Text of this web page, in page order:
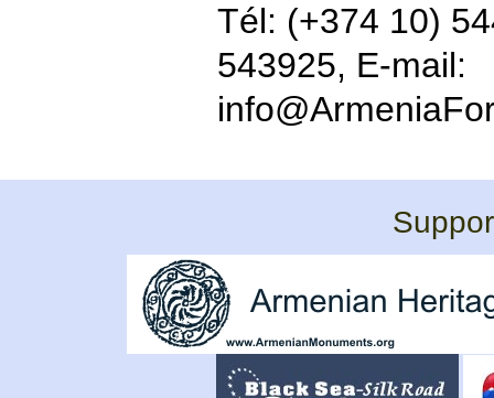
Tél: (+374 10)
543925, E-mail: